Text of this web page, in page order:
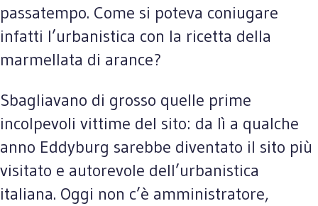
passatempo. Come si poteva coniugare
infatti l’urbanistica con la ricetta della
marmellata di arance?
Sbagliavano di grosso quelle prime
incolpevoli vittime del sito: da lì a qualche
anno Eddyburg sarebbe diventato il sito più
visitato e autorevole dell’urbanistica
italiana. Oggi non c’è amministratore,